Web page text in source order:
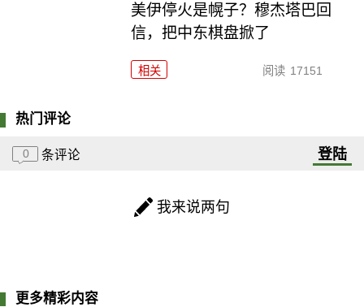
美伊停火是幌子？穆杰塔巴回
信，把中东棋盘掀了
相关 阅读 17151
热门评论
0 条评论 登陆
我来说两句
更多精彩内容